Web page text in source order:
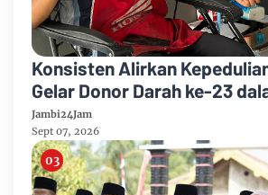
Konsisten Alirkan
Gelar Donor Darah ke-23
Anniversary Sinsen
Jambi24Jam
Sept 07, 2026